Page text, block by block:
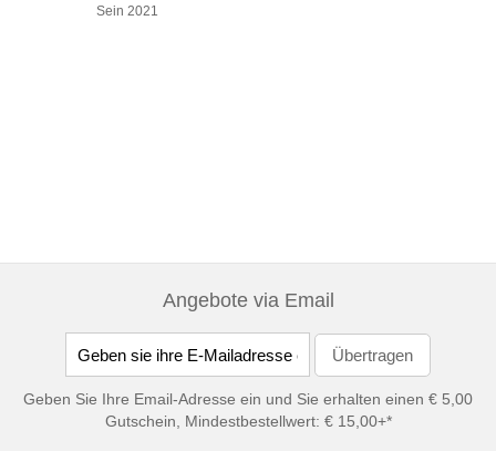
Sein 2021
Angebote via Email
Geben Sie Ihre Email-Adresse ein und Sie erhalten einen € 5,00
Gutschein, Mindestbestellwert: € 15,00+*